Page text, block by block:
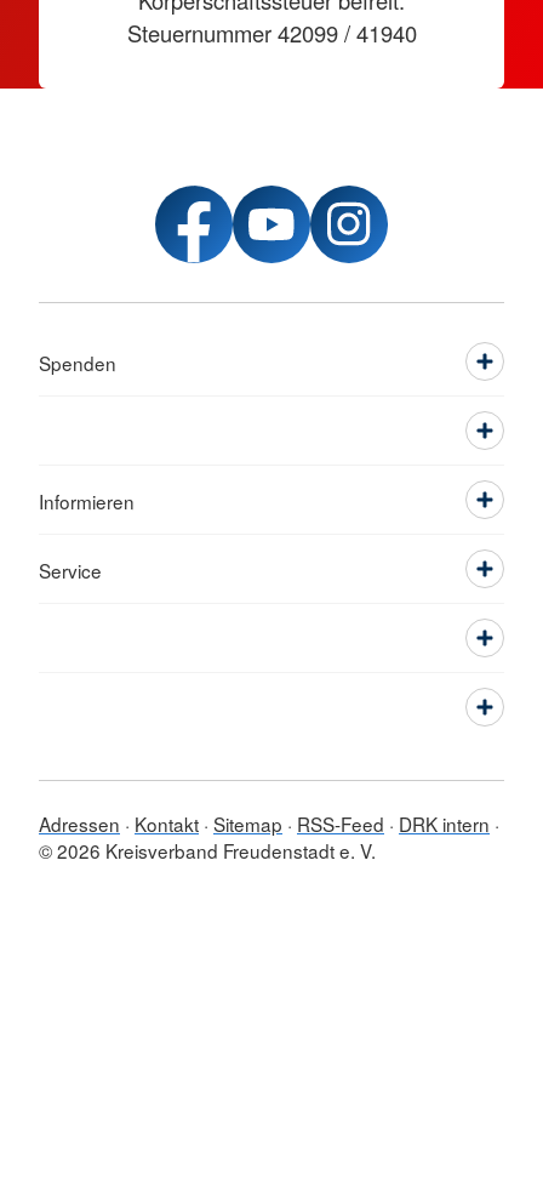
Steuernummer 42099 / 41940
Spenden
Informieren
Service
Adressen Kontakt Sitemap RSS-Feed
DRK intern
© 2026 Kreisverband Freudenstadt e. V.